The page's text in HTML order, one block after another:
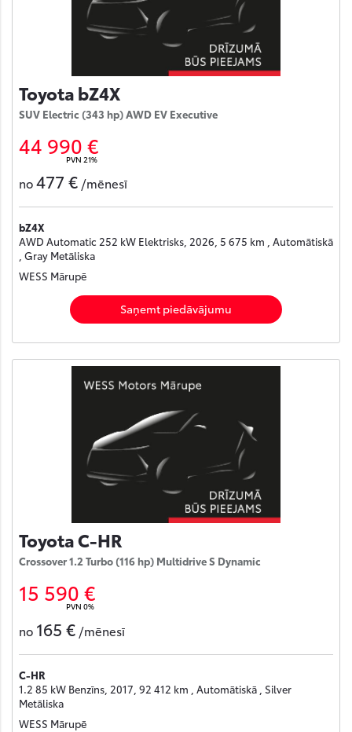
Toyota bZ4X
SUV Electric (343 hp) AWD EV Executive
44 990 €
PVN 21%
no477 € /mēnesī
bZ4X
AWD Automatic 252 kW Elektrisks, 2026, 5 675 km , Automātiskā
, Gray Metāliska
WESS Mārupē
Saņemt piedāvājumu
Toyota C-HR
Crossover 1.2 Turbo (116 hp) Multidrive S Dynamic
15 590 €
PVN 0%
no 165 € /mēnesī
C-HR
1.2 85 kW Benzīns, 2017, 92 412 km , Automātiskā , Silver
Metāliska
WESS Mārupē